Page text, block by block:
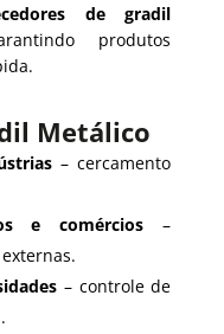
de gradil
produtos
Metálico
– cercamento
e comércios –
– controle de